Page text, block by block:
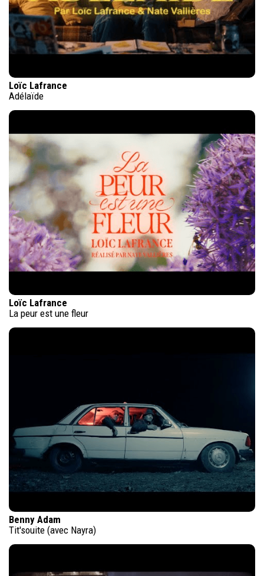
Loïc Lafrance
Adélaïde
Loïc Lafrance
La peur est une fleur
Benny Adam
Tit'souite (avec Nayra)